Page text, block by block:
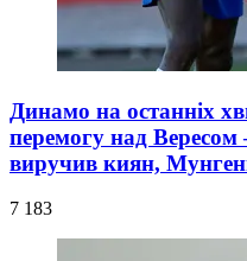
Динамо на останніх
перемогу над
виручив киян,
7 183